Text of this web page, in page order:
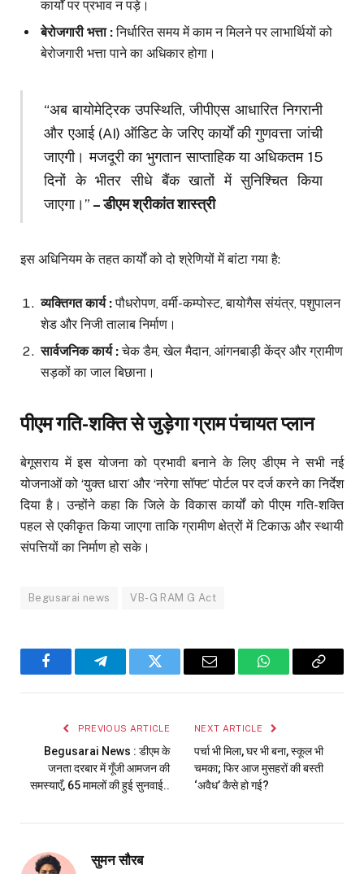
कार्यों पर प्रभाव न पड़े।
बेरोजगारी भत्ता :निर्धारित समय में काम न मिलने पर लाभार्थियों को
बेरोजगारी भत्ता पाने का अधिकार होगा।
“अब बायोमेट्रिक उपस्थिति, जीपीएस आधारित निगरानी
और एआई (AI) ऑडिट के जरिए कार्यों की गुणवत्ता जांची
जाएगी। मजदूरी का भुगतान साप्ताहिक या अधिकतम 15
दिनों के भीतर सीधे बैंक खातों में सुनिश्चित किया
जाएगा।” – डीएम श्रीकांत शास्त्री
इस अधिनियम के तहत कार्यों को दो श्रेणियों में बांटा गया है:
व्यक्तिगत कार्य :पौधरोपण, वर्मी-कम्पोस्ट, बायोगैस संयंत्र, पशुपालन
शेड और निजी तालाब निर्माण।
सार्वजनिक कार्य :चेक डैम, खेल मैदान, आंगनबाड़ी केंद्र और ग्रामीण
सड़कों का जाल बिछाना।
पीएम गति-शक्ति से जुड़ेगा ग्राम पंचायत प्लान
बेगूसराय में इस योजना को प्रभावी बनाने के लिए डीएम ने सभी नई
योजनाओं को ‘युक्त धारा’ और ‘नरेगा सॉफ्ट’ पोर्टल पर दर्ज करने का निर्देश
दिया है। उन्होंने कहा कि जिले के विकास कार्यों को पीएम गति-शक्ति
पहल से एकीकृत किया जाएगा ताकि ग्रामीण क्षेत्रों में टिकाऊ और स्थायी
संपत्तियों का निर्माण हो सके।
Begusarai news VB-G RAM G Act
FacebookTelegramTwitter Email WhatsAppCopy
PREVIOUS ARTICLE
Begusarai News : डीएम के
जनता दरबार में गूँजी आमजन की
समस्याएँ, 65 मामलों की हुई सुनवाई..
NEXT ARTICLE
पर्चा भी मिला, घर भी बना, स्कूल भी
चमका; फिर आज मुसहरों की बस्ती
‘अवैध’ कैसे हो गई?
सुमन सौरब